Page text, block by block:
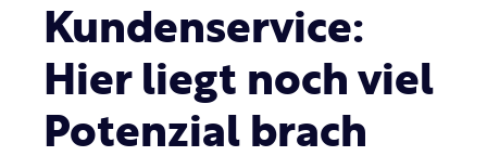
Kundenservice:
Hier liegt noch viel
Potenzial brach